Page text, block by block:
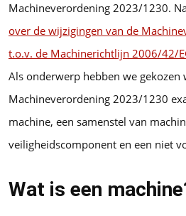
Machineverordening 2023/1230.
over de wijzigingen van de
t.o.v. de Machinerichtlijn 2006/42/
Als onderwerp hebben we gekozen
Machineverordening 2023/1230
machine, een samenstel van
veiligheidscomponent en een niet
Wat is een